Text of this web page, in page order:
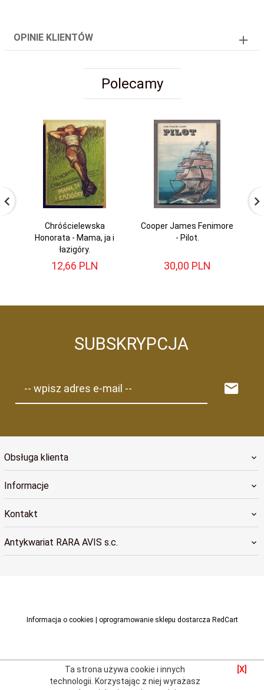
OPINIE KLIENTÓW
Polecamy
Chróścielewska
Honorata - Mama, ja i
łazigóry.
12,66 PLN
Cooper James Fenimore
- Pilot.
30,00 PLN
SUBSKRYPCJA
-- wpisz adres e-mail --
Obsługa klienta
Informacje
Kontakt
Antykwariat RARA AVIS s.c.
Informacja o cookies oprogramowanie sklepu dostarcza RedCart
Ta strona używa cookie i innych
technologii. Korzystając z niej wyrażasz
[X]